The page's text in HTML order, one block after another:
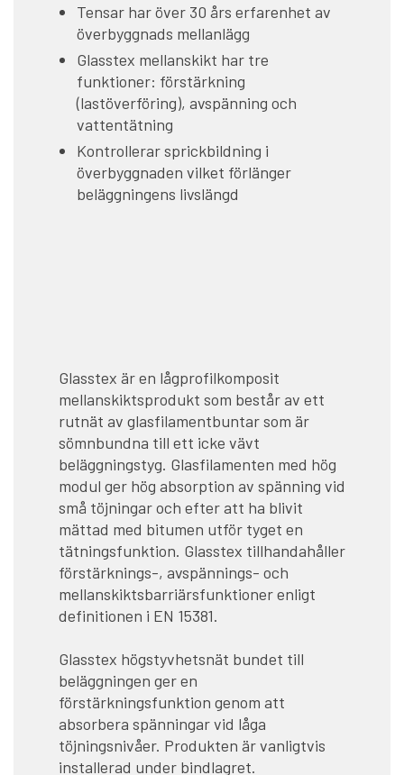
Tensar har över 30 års erfarenhet av
överbyggnads mellanlägg
Glasstex mellanskikt har tre
funktioner: förstärkning
(lastöverföring), avspänning och
vattentätning
Kontrollerar sprickbildning i
överbyggnaden vilket förlänger
beläggningens livslängd
Glasstex är en lågprofilkomposit
mellanskiktsprodukt som består av ett
rutnät av glasfilamentbuntar som är
sömnbundna till ett icke vävt
beläggningstyg. Glasfilamenten med hög
modul ger hög absorption av spänning vid
små töjningar och efter att ha blivit
mättad med bitumen utför tyget en
tätningsfunktion. Glasstex tillhandahåller
förstärknings-, avspännings- och
mellanskiktsbarriärsfunktioner enligt
definitionen i EN 15381.
Glasstex högstyvhetsnät bundet till
beläggningen ger en
förstärkningsfunktion genom att
absorbera spänningar vid låga
töjningsnivåer. Produkten är vanligtvis
installerad under bindlagret.